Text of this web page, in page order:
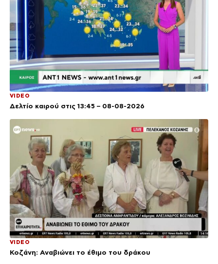
VIDEO
Δελτίο καιρού στις 13:45 – 08-08-2026
VIDEO
Κοζάνη: Αναβιώνει το έθιμο του δράκου